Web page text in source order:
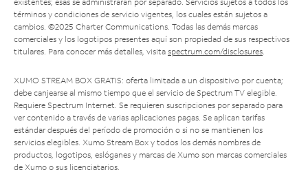
términos y condiciones de servicio vigentes, los cuales están sujetos a
cambios. ©2025 Charter Communications. Todas las demás marcas
comerciales y los logotipos presentes aquí son propiedad de sus respectivos
titulares. Para conocer más detalles, visita spectrum.com/disclosures.
XUMO STREAM BOX GRATIS: oferta limitada a un dispositivo por cuenta;
debe canjearse al mismo tiempo que el servicio de Spectrum TV elegible.
Requiere Spectrum Internet. Se requieren suscripciones por separado para
ver contenido a través de varias aplicaciones pagas. Se aplican tarifas
estándar después del período de promoción o si no se mantienen los
servicios elegibles. Xumo Stream Box y todos los demás nombres de
productos, logotipos, eslóganes y marcas de Xumo son marcas comerciales
de Xumo o sus licenciatarios.